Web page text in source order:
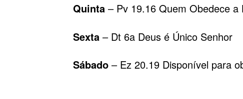
Quinta– Pv 19.16 Quem Obedece
Sexta – Dt 6a Deus é Único Senhor
Sábado – Ez 20.19 Disponível para